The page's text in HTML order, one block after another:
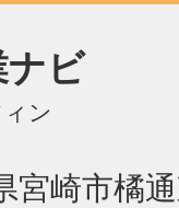
ナビ
ン
崎市橘通